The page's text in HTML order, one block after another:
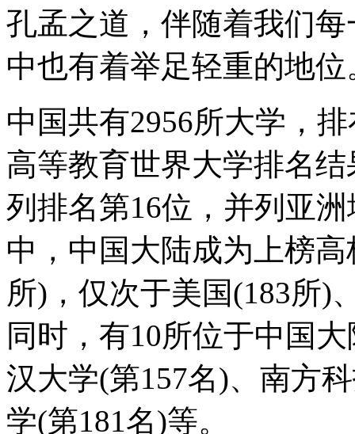
孔孟之道，伴随着我们
中也有着举足轻重的地位
中国共有2956所大学，
高等教育世界大学排名
列排名第16位，并列亚
中，中国大陆成为上榜
所)，仅次于美国(183所)
同时，有10所位于中国
汉大学(第157名)、南方
学(第181名)等。